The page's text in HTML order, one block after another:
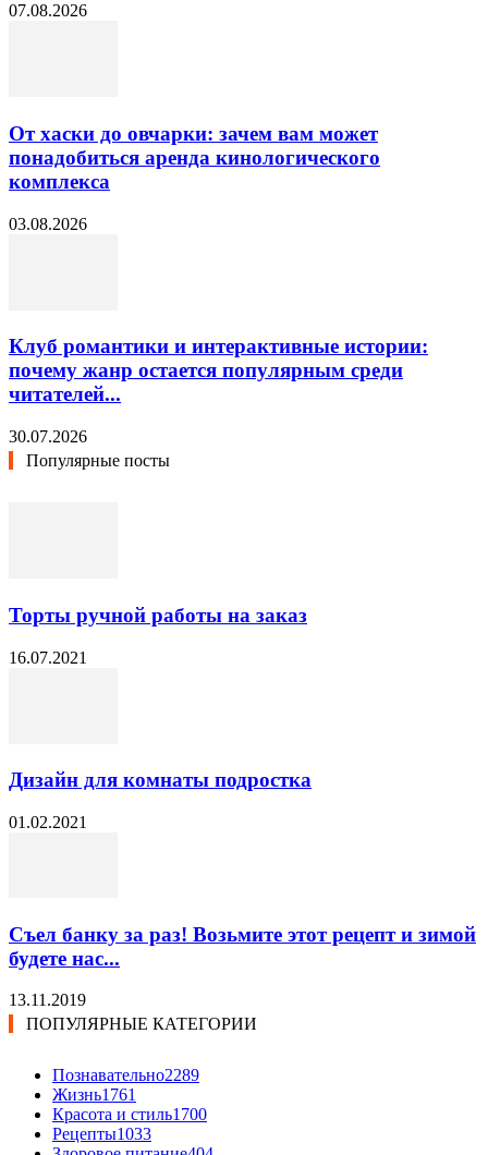
07.08.2026
От хаски до овчарки: зачем вам может
понадобиться аренда кинологического
комплекса
03.08.2026
Клуб романтики и интерактивные истории:
почему жанр остается популярным среди
читателей...
30.07.2026
Популярные посты
Торты ручной работы на заказ
16.07.2021
Дизайн для комнаты подростка
01.02.2021
Съел банку за раз! Возьмите этот рецепт и зимой
будете нас...
13.11.2019
ПОПУЛЯРНЫЕ КАТЕГОРИИ
Познавательно2289
Жизнь1761
Красота и стиль1700
Рецепты1033